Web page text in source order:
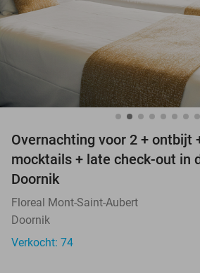
Overnachting voor 2 + ontbijt
mocktails + late check-out in
Doornik
Floreal Mont-Saint-Aubert
Doornik
Verkocht: 74